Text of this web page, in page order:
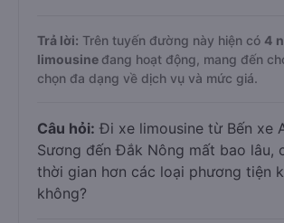
Trả lời: Trên tuyến đường này hiện có 4
limousine đang hoạt động, mang đến
chọn đa dạng về dịch vụ và mức giá.
Câu hỏi: Đi xe limousine từ Bến xe
Sương đến Đắk Nông mất bao lâu,
thời gian hơn các loại phương tiện
không?